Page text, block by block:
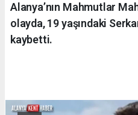
Alanya’nın Mahmutlar
olayda, 19 yaşındaki
kaybetti.